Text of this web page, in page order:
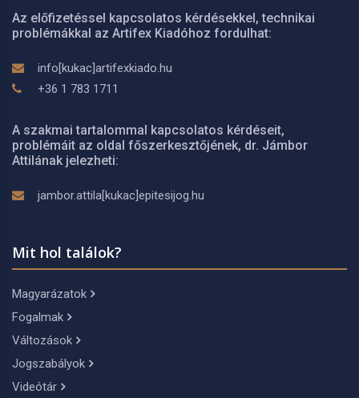
Az előfizetéssel kapcsolatos kérdésekkel, technikai
problémákkal az Artifex Kiadóhoz fordulhat:
info[kukac]artifexkiado.hu
+36 1 783 1711
A szakmai tartalommal kapcsolatos kérdéseit,
problémáit az oldal főszerkesztőjének, dr. Jámbor
Attilának jelezheti:
jambor.attila[kukac]epitesijog.hu
Mit hol találok?
Magyarázatok
Fogalmak
Változások
Jogszabályok
Videótár